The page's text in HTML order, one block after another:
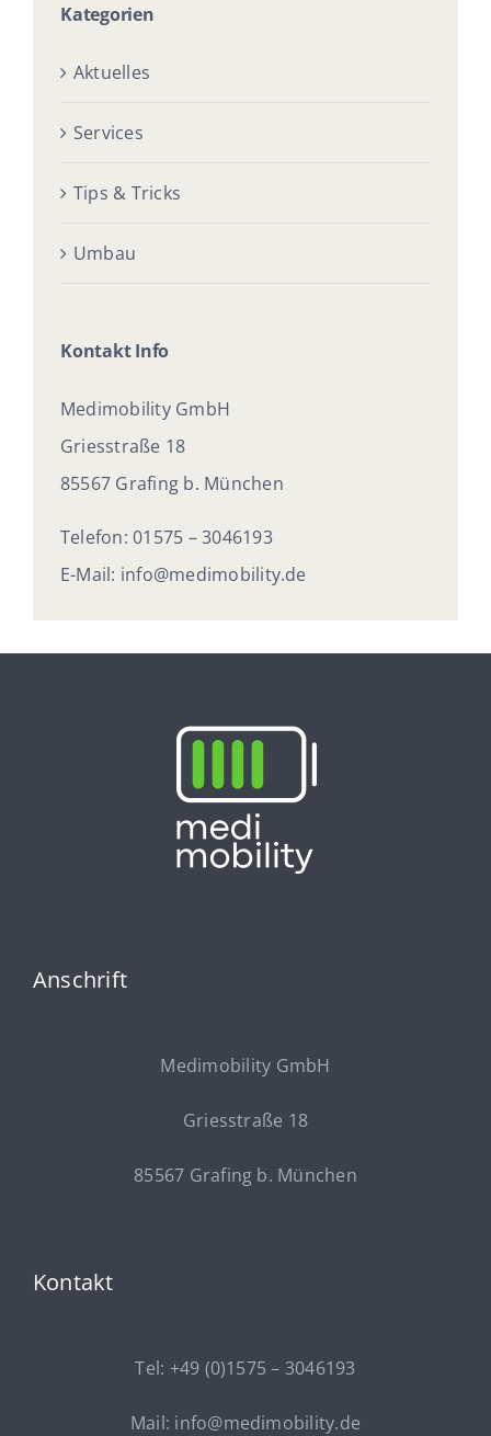
Kategorien
Aktuelles
Services
Tips & Tricks
Umbau
Kontakt Info
Medimobility GmbH
Griesstraße 18
85567 Grafing b. München
Telefon:01575 – 3046193
E-Mail: info@medimobility.de
Anschrift
Medimobility GmbH
Griesstraße 18
85567 Grafing b. München
Kontakt
Tel: +49 (0)1575 – 3046193
Mail: info@medimobility.de